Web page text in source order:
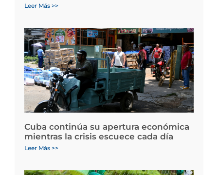
Leer Más >>
Cuba continúa su apertura económica
mientras la crisis escuece cada día
Leer Más >>